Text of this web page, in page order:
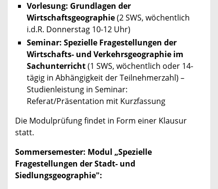
Vorlesung: Grundlagen der
Wirtschaftsgeographie(2 SWS, wöchentlich
i.d.R. Donnerstag 10-12 Uhr)
Seminar: Spezielle Fragestellungen der
Wirtschafts- und Verkehrsgeographie im
Sachunterricht(1 SWS, wöchentlich oder 14-
tägig in Abhängigkeit der Teilnehmerzahl) –
Studienleistung in Seminar:
Referat/Präsentation mit Kurzfassung
Die Modulprüfung findet in Form einer Klausur
statt.
Sommersemester: Modul „Spezielle
Fragestellungen der Stadt- und
Siedlungsgeographie":